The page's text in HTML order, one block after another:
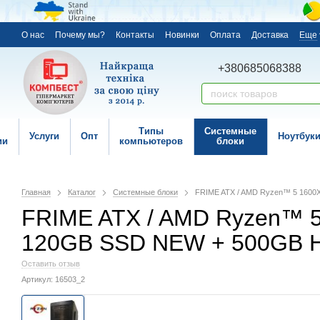
О нас Почему мы? Контакты Новинки Оплата Доставка Еще
+380685068388
Услуги Опт
Типы
компьютеров
Системные
блоки
Ноутбуки
Главная Каталог Системные блоки FRIME ATX / AMD Ryzen™ 5
FRIME ATX / AMD Ryzen™
120GB SSD NEW + 500GB
Оставить отзыв
Артикул: 16503_2